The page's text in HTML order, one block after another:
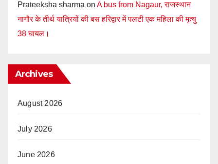
Prateeksha sharma on A bus from Nagaur, राजस्थान
नागौर के तीर्थ यात्रियों की बस हरिद्वार में पलटी एक महिला की मृत्यु
38 घायल।
Archives
August 2026
July 2026
June 2026